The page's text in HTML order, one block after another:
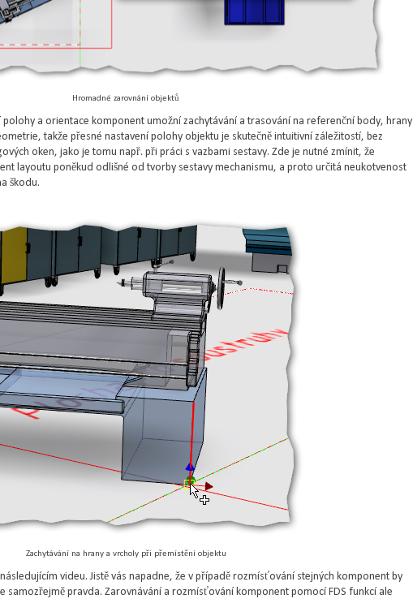
Hromadné zarovnání objektů
polohy a orientace komponent umožní zachytávání a trasování na referenční body, hrany
takže přesné nastavení polohy objektu je skutečně intuitivní záležitostí, bez
oken, jako je tomu např. při práci s vazbami sestavy. Zde je nutné zmínit, že
layoutu poněkud odlišné od tvorby sestavy mechanismu, a proto určitá neukotvenost
škodu.
Zachytávání na hrany a vrcholy při přemístění objektu
videu. Jistě vás napadne, že v případě rozmísťování stejných komponent by
samozřejmě pravda. Zarovnávání a rozmísťování komponent pomocí FDS funkcí ale